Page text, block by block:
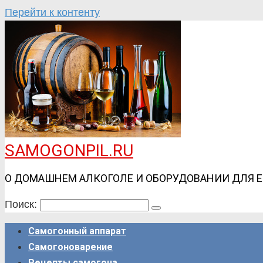
Перейти к контенту
SAMOGONPIL.RU
О ДОМАШНЕМ АЛКОГОЛЕ И ОБОРУДОВАНИИ ДЛЯ
Поиск:
Самогонный аппарат
Самогоноварение